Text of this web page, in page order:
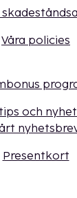
Våra policies
och
Presentkort